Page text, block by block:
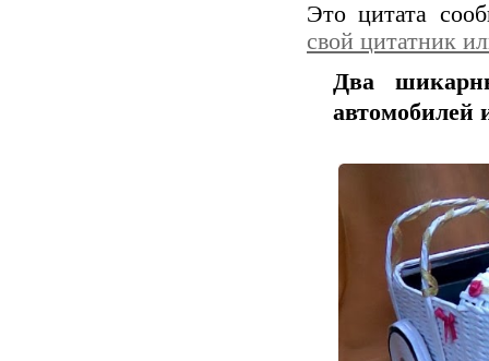
Это цитата
свой цитатник
Два
автомобилей